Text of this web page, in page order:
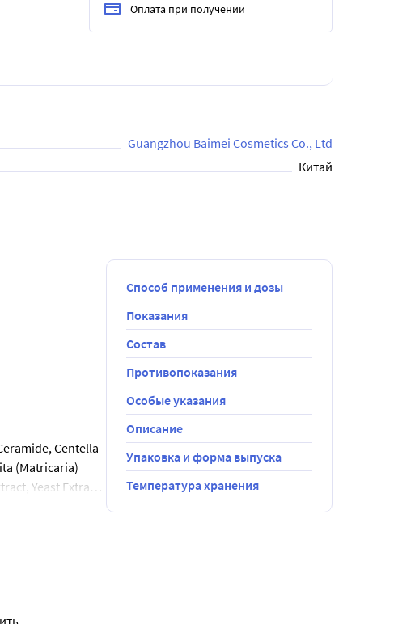
Оплата при получении
Guangzhou Baimei Cosmetics Co., Ltd
Китай
Centella
(Matricaria)
Yeast Extract,
Способ применения и дозы
Показания
Состав
Противопоказания
Особые указания
Описание
Упаковка и форма выпуска
Температура хранения